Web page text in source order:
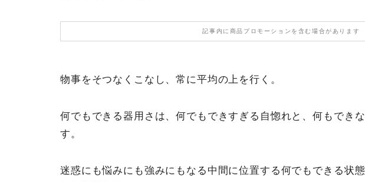
記事内に商品プロモーションを含む場合があります
物事をそつなくこなし、常に平均の上を行く。
何でもできる器用さは、何でもできすぎる自惚れと、何もでき
す。
迷惑にも悩みにも強みにもなる中間に位置する何でもできる状